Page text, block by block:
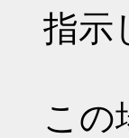
指示
この